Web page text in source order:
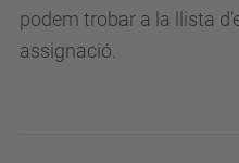
podem trobar a la llista
assignació.